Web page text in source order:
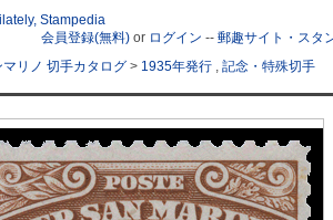
会員登録(無料) or ログイン -- 郵趣サイト・スタ
マリノ 切手カタログ > 1935年発行 , 記念・特殊切手